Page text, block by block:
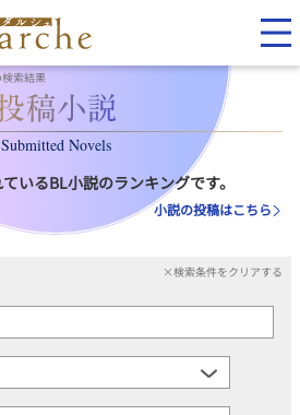
索結果
Submitted Novels
いるBL小説のランキングです。
小説の投稿はこちら
×検索条件をクリアする